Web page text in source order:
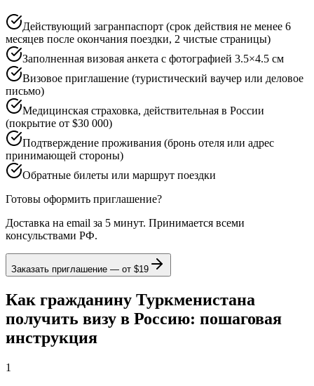
Действующий загранпаспорт (срок действия не менее 6
месяцев после окончания поездки, 2 чистые страницы)
Заполненная визовая анкета с фотографией 3.5×4.5 см
Визовое приглашение (туристический ваучер или деловое
письмо)
Медицинская страховка, действительная в России
(покрытие от $30 000)
Подтверждение проживания (бронь отеля или адрес
принимающей стороны)
Обратные билеты или маршрут поездки
Готовы оформить приглашение?
Доставка на email за 5 минут. Принимается всеми
консульствами РФ.
Заказать приглашение — от $19
Как гражданину Туркменистана
получить визу в Россию: пошаговая
инструкция
1